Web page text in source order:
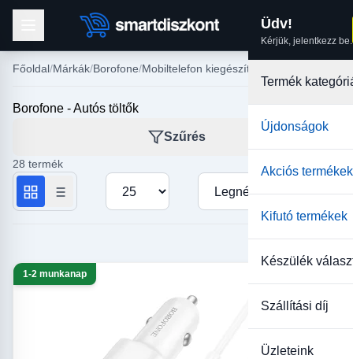
Üdv!
Kérjük, jelentkezz be.
Termék
Újdonságok
Akciós termékek
Kifutó termékek
Készülék
Szállítási díj
Üzleteink
Főoldal Márkák Borofone Mobiltelefon kiegészítők
Borofone - Autós töltők
Szűrés
28 termék
Termékek száma oldalanként
Rendezés
1-2 munkanap